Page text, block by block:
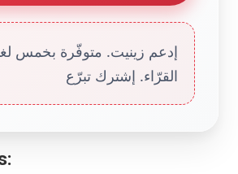
إدعم زينيت. متوفّرة بخمس
القرّاء. إشترك تبرّع